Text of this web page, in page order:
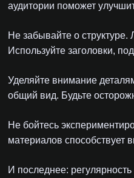
аудитории поможет
Не забывайте о
Используйте заголовки,
Уделяйте внимание
общий вид. Будьте
Не бойтесь
материалов способствует
И последнее: